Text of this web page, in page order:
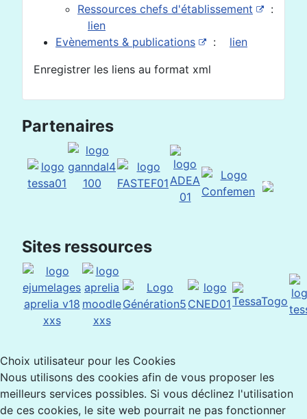
Ressources chefs d'établissement
:
lien
Evènements & publications
: lien
Enregistrer les liens au format xml
Partenaires
Sites ressources
Choix utilisateur pour les Cookies
Nous utilisons des cookies afin de vous proposer les
meilleurs services possibles. Si vous déclinez l'utilisation
de ces cookies, le site web pourrait ne pas fonctionner